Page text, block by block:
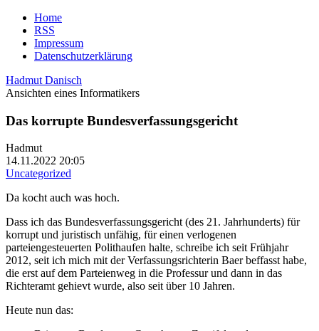
Home
RSS
Impressum
Datenschutzerklärung
Hadmut Danisch
Ansichten eines Informatikers
Das korrupte Bundesverfassungsgericht
Hadmut
14.11.2022 20:05
Uncategorized
Da kocht auch was hoch.
Dass ich das Bundesverfassungsgericht (des 21. Jahrhunderts) für
korrupt und juristisch unfähig, für einen verlogenen
parteiengesteuerten Polithaufen halte, schreibe ich seit Frühjahr
2012, seit ich mich mit der Verfassungsrichterin Baer beffasst habe,
die erst auf dem Parteienweg in die Professur und dann in das
Richteramt gehievt wurde, also seit über 10 Jahren.
Heute nun das: